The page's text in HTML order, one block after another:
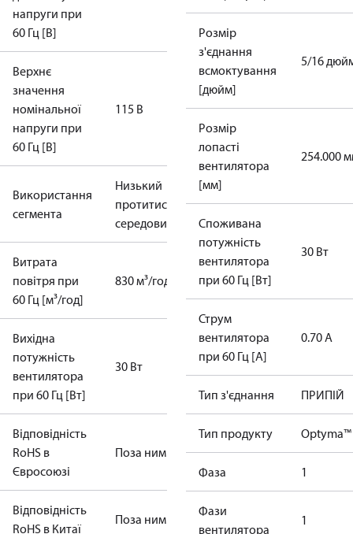
напруги при
60 Гц [В]
Верхнє
значення
номінальної
напруги при
60 Гц [В]
115 В
Використання
сегмента
Низький
протитиск
Протитиск
середовища
Витрата
повітря при
60 Гц [м³/год]
830 м³/год
Вихідна
потужність
вентилятора
при 60 Гц [Вт]
30 Вт
Відповідність
RoHS в
Євросоюзі
Поза ним
Відповідність
RoHS в Китаї
Поза ним
Розмір
з'єднання
всмоктування
[дюйм]
5/16
Розмір
лопасті
вентилятора
[мм]
254.000
Споживана
потужність
вентилятора
при 60 Гц [Вт]
30 Вт
Струм
вентилятора
при 60 Гц [A]
0.70 А
Тип з'єднання ПРИПІЙ
Тип продукту Optyma™
Фаза 1
Фази
вентилятора
1